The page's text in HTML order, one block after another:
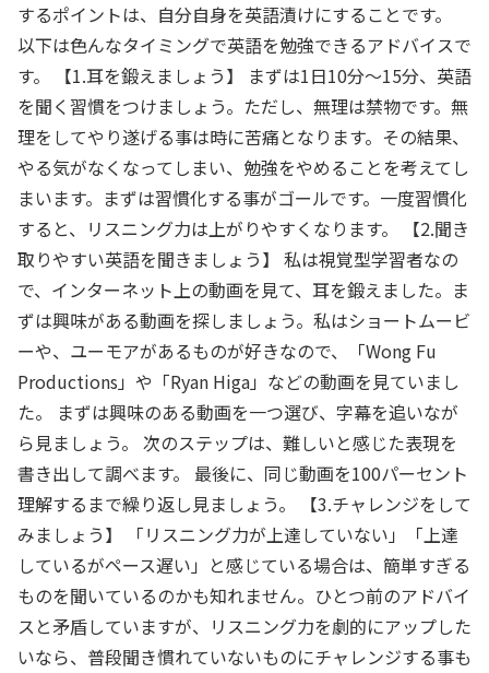
するポイントは、自分自身を英語漬けにすることです。
以下は色んなタイミングで英語を勉強できるアドバイスで
す。 【1.耳を鍛えましょう】 まずは1日10分～15分、英語
を聞く習慣をつけましょう。ただし、無理は禁物です。無
理をしてやり遂げる事は時に苦痛となります。その結果、
やる気がなくなってしまい、勉強をやめることを考えてし
まいます。まずは習慣化する事がゴールです。一度習慣化
すると、リスニング力は上がりやすくなります。 【2.聞き
取りやすい英語を聞きましょう】 私は視覚型学習者なの
で、インターネット上の動画を見て、耳を鍛えました。ま
ずは興味がある動画を探しましょう。私はショートムービ
ーや、ユーモアがあるものが好きなので、「Wong Fu
Productions」や「Ryan Higa」などの動画を見ていまし
た。 まずは興味のある動画を一つ選び、字幕を追いなが
ら見ましょう。 次のステップは、難しいと感じた表現を
書き出して調べます。 最後に、同じ動画を100パーセント
理解するまで繰り返し見ましょう。 【3.チャレンジをして
みましょう】 「リスニング力が上達していない」「上達
しているがペース遅い」と感じている場合は、簡単すぎる
ものを聞いているのかも知れません。ひとつ前のアドバイ
スと矛盾していますが、リスニング力を劇的にアップした
いなら、普段聞き慣れていないものにチャレンジする事も